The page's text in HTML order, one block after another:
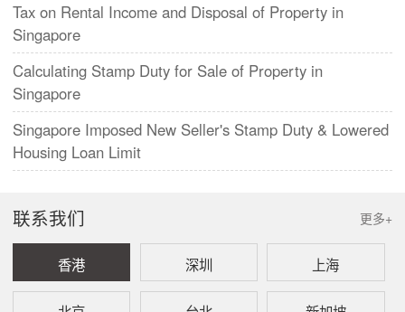
Tax on Rental Income and Disposal of Property in
Singapore
Calculating Stamp Duty for Sale of Property in
Singapore
Singapore Imposed New Seller's Stamp Duty & Lowered
Housing Loan Limit
更多+
联系我们
香港 深圳 上海